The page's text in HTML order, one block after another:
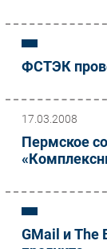
ФСТЭК
17.03.2008
Пермское
GMail и The